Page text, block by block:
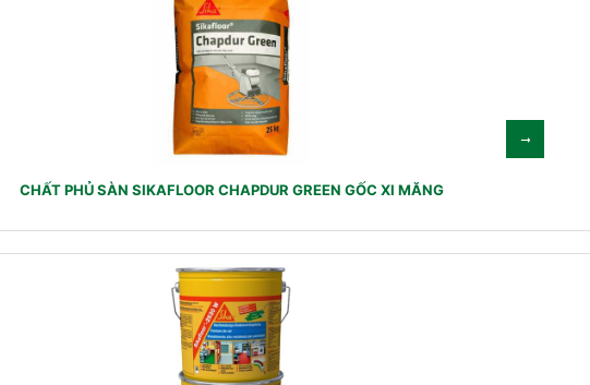
CHẤT PHỦ SÀN SIKAFLOOR CHAPDUR GREEN GỐC XI MĂNG